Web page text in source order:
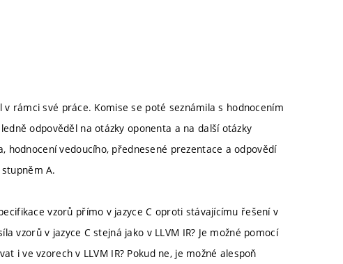
rámci své práce. Komise se poté seznámila s hodnocením
odpověděl na otázky oponenta a na další otázky
hodnocení vedoucího, přednesené prezentace a odpovědí
A.
vzorů přímo v jazyce C oproti stávajícímu řešení v
vzorů v jazyce C stejná jako v LLVM IR? Je možné pomocí
i ve vzorech v LLVM IR? Pokud ne, je možné alespoň